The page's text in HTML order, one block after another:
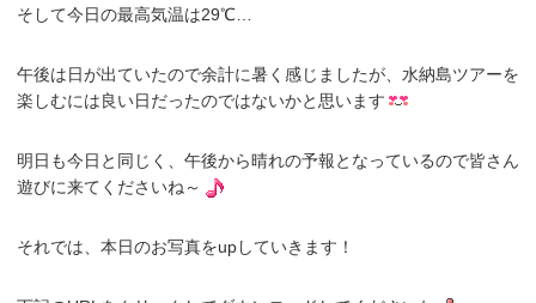
そして今日の最高気温は29℃…
午後は日が出ていたので余計に暑く感じましたが、水納島ツアーを
楽しむには良い日だったのではないかと思います
明日も今日と同じく、午後から晴れの予報となっているので皆さん
遊びに来てくださいね～
それでは、本日のお写真をupしていきます！